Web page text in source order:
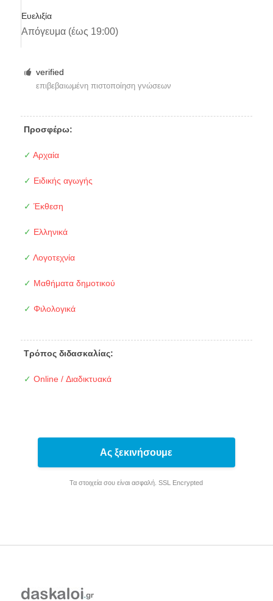
Ευελιξία
Απόγευμα (έως 19:00)
verified
επιβεβαιωμένη πιστοποίηση γνώσεων
Προσφέρω:
✓ Αρχαία
✓ Ειδικής αγωγής
✓ Έκθεση
✓ Ελληνικά
✓ Λογοτεχνία
✓ Μαθήματα δημοτικού
✓ Φιλολογικά
Τρόπος διδασκαλίας:
✓ Online / Διαδικτυακά
Ας ξεκινήσουμε
Τα στοιχεία σου είναι ασφαλή. SSL Encrypted